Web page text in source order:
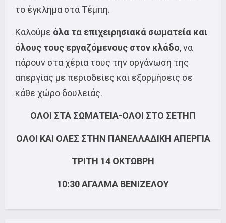
το έγκλημα στα Τέμπη.
Καλούμε όλα τα επιχειρησιακά σωματεία και
όλους τους εργαζόμενους στον κλάδο, να
πάρουν στα χέρια τους την οργάνωση της
απεργίας με περιοδείες και εξορμήσεις σε
κάθε χώρο δουλειάς.
ΟΛΟΙ ΣΤΑ ΣΩΜΑΤΕΙΑ-ΟΛΟΙ ΣΤΟ ΣΕΤΗΠ
ΟΛΟΙ ΚΑΙ ΟΛΕΣ ΣΤΗΝ ΠΑΝΕΛΛΑΔΙΚΗ ΑΠΕΡΓΙΑ
ΤΡΙΤΗ 14 ΟΚΤΩΒΡΗ
10:30 ΑΓΑΛΜΑ ΒΕΝΙΖΕΛΟΥ